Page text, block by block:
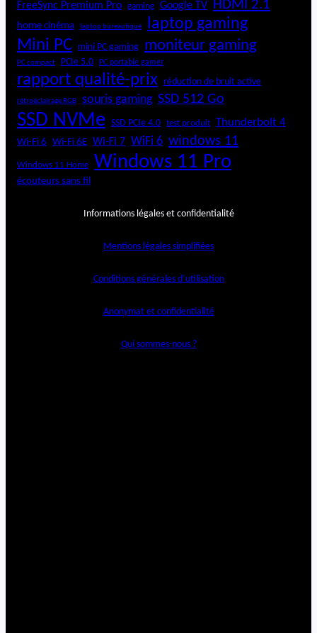
FreeSync Premium Pro gaming Google TV HDMI 2.1
home cinéma laptop bureautique laptop gaming
Mini PC mini PC gaming moniteur gaming
PC compact PCIe 5.0 PC portable gamer
rapport qualité-prix réduction de bruit active
rétroéclairage RGB souris gaming SSD 512 Go
SSD NVMe SSD PCIe 4.0 test produit Thunderbolt 4
Wi-Fi 6 Wi-Fi 6E Wi-Fi 7 WiFi 6 windows 11
Windows 11 Home Windows 11 Pro
écouteurs sans fil
Informations légales et confidentialité
Mentions légales simplifiées
Conditions générales d’utilisation
Anonymat et confidentialité
Qui sommes-nous ?